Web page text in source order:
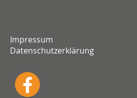
Impressum
Datenschutzerklärung